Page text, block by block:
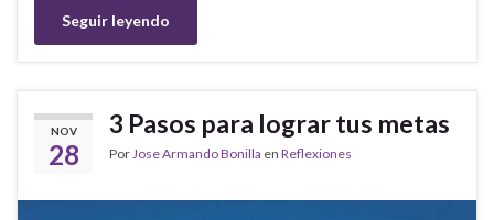
Seguir leyendo
NOV
28
3 Pasos para lograr tus metas
PorJose Armando Bonilla en Reflexiones